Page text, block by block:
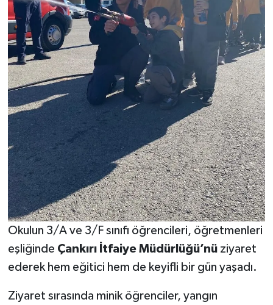
Okulun 3/A ve 3/F sınıfı öğrencileri, öğretmenleri
eşliğinde Çankırı İtfaiye Müdürlüğü’nüziyaret
ederek hem eğitici hem de keyifli bir gün yaşadı.
Ziyaret sırasında minik öğrenciler, yangın